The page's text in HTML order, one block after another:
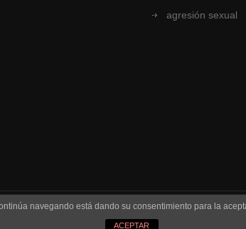
agresión sexual
navegando está dando su consentimiento para la
ACEPTAR